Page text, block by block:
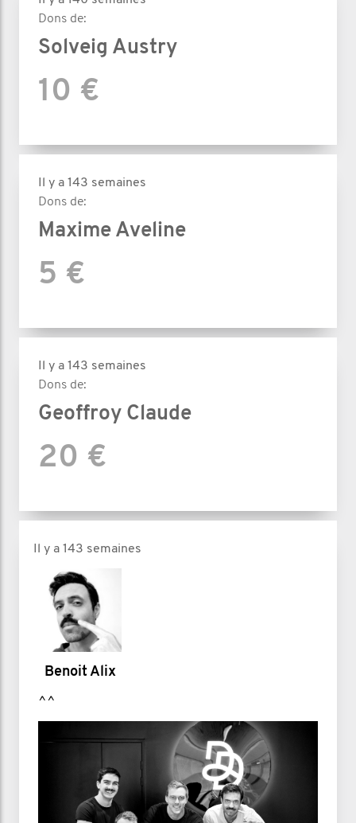
Dons de:
Solveig Austry
10 €
Il y a 143 semaines
Dons de:
Maxime Aveline
5 €
Il y a 143 semaines
Dons de:
Geoffroy Claude
20 €
Il y a 143 semaines
Benoit Alix
^^